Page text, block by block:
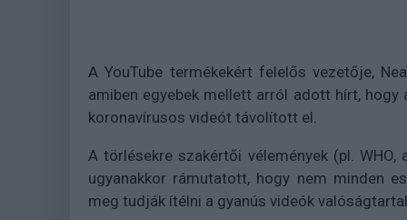
A YouTube termékekért felelős vezetője,
amiben egyebek mellett arról adott hírt,
koronavírusos videót távolított el.
A törlésekre szakértői vélemények (pl.
ugyanakkor rámutatott, hogy nem minden
meg tudják ítélni a gyanús videók